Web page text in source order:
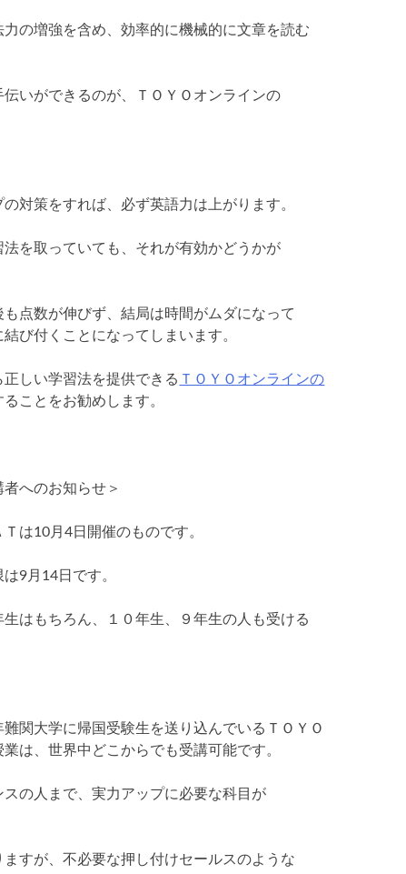
力の増強を含め、効率的に機械的に文章を読む
伝いができるのが、ＴＯＹＯオンラインの
対策をすれば、必ず英語力は上がります。
法を取っていても、それが有効かどうかが
点数が伸びず、結局は時間がムダになって
び付くことになってしまいます。
しい学習法を提供できる ＴＯＹＯオンラインの
ることをお勧めします。
へのお知らせ＞
は10月4日開催のものです。
9月14日です。
はもちろん、１０年生、９年生の人も受ける
難関大学に帰国受験生を送り込んでいるＴＯＹＯ
は、世界中どこからでも受講可能です。
の人まで、実力アップに必要な科目が
すが、不必要な押し付けセールスのような